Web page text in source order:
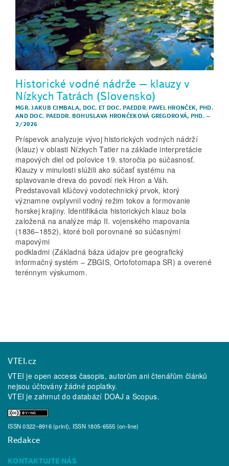
Historické vodné nádrže – klauzy v
Nízkych Tatrách (Slovensko)
MGR. JAKUB CIMBALA, DOC. ET DOC. PAEDDR. PAVEL HRONČEK, PHD.
AND DOC. PAEDDR. BOHUSLAVA HRONČEKOVÁ GREGOROVÁ, PHD.–
2/2026
Príspevok analyzuje vývoj historických vodných nádrží
(klauz) v oblasti Nízkych Tatier na základe interpretácie
mapových diel od polovice 19. storočia po súčasnosť.
Klauzy v minulosti slúžili ako súčasť systému na
splavovanie dreva do povodí riek Hron a Váh.
Predstavovali kľúčový vodotechnický prvok, ktorý
významne ovplyvnil vodný režim tokov a formovanie
horskej krajiny. Identifikácia historických klauz bola
založená na analýze máp II. vojenského mapovania
(1836–1852), ktoré boli porovnané so súčasnými
mapovými
podkladmi (Základná báza údajov pre geografický
informačný systém – ZBGIS, Ortofotomapa SR) a overené
terénnym výskumom.
VTEI.cz
VTEI je open access časopis, autorům ani čtenářům článků
nejsou účtovány žádné poplatky.
VTEI je zahrnut do databází DOAJ a Scopus.
ISSN 0322–8916 (print), ISSN 1805-6555 (on-line)
Redakce
KONTAKTUJTE NÁS